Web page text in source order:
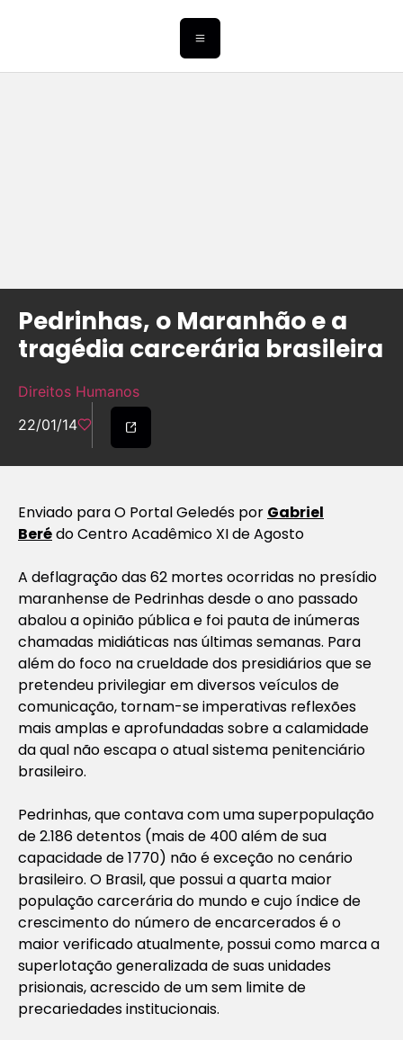
Pedrinhas, o Maranhão e a
tragédia carcerária brasileira
Direitos Humanos
22/01/14
Enviado para O Portal Geledés por Gabriel
Berédo Centro Acadêmico XI de Agosto
A deflagração das 62 mortes ocorridas no presídio
maranhense de Pedrinhas desde o ano passado
abalou a opinião pública e foi pauta de inúmeras
chamadas midiáticas nas últimas semanas. Para
além do foco na crueldade dos presidiários que se
pretendeu privilegiar em diversos veículos de
comunicação, tornam-se imperativas reflexões
mais amplas e aprofundadas sobre a calamidade
da qual não escapa o atual sistema penitenciário
brasileiro.
Pedrinhas, que contava com uma superpopulação
de 2.186 detentos (mais de 400 além de sua
capacidade de 1770) não é exceção no cenário
brasileiro. O Brasil, que possui a quarta maior
população carcerária do mundo e cujo índice de
crescimento do número de encarcerados é o
maior verificado atualmente, possui como marca a
superlotação generalizada de suas unidades
prisionais, acrescido de um sem limite de
precariedades institucionais.